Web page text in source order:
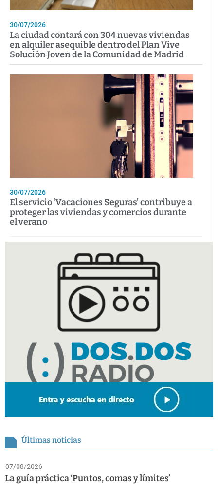
30/07/2026
La ciudad contará con 304 nuevas viviendas
en alquiler asequible dentro del Plan Vive
Solución Joven de la Comunidad de Madrid
30/07/2026
El servicio ‘Vacaciones Seguras’ contribuye a
proteger las viviendas y comercios durante
el verano
Últimas noticias
07/08/2026
La guía práctica ‘Puntos, comas y límites’